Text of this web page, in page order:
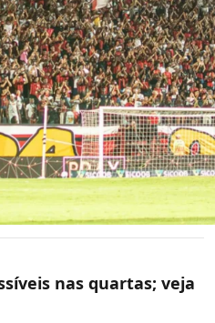
nas quartas; veja